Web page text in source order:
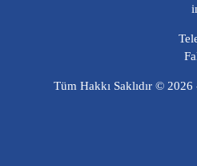
Tüm Hakkı Saklıdır ©